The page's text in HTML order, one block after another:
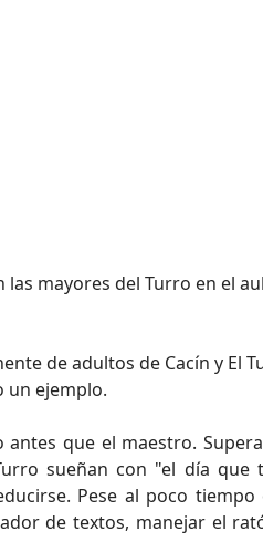
mayores del Turro en el
de adultos de Cacín y El
un ejemplo.
que el maestro.
sueñan con "el día que
Pese al poco tiempo
de textos, manejar el